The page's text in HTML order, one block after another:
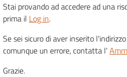
Biblioteche
Cosa
offriamo
Stai provando ad accedere ad una
prima il Log in.
Se sei sicuro di aver inserito
comunque un errore, contatta l'
Grazie.